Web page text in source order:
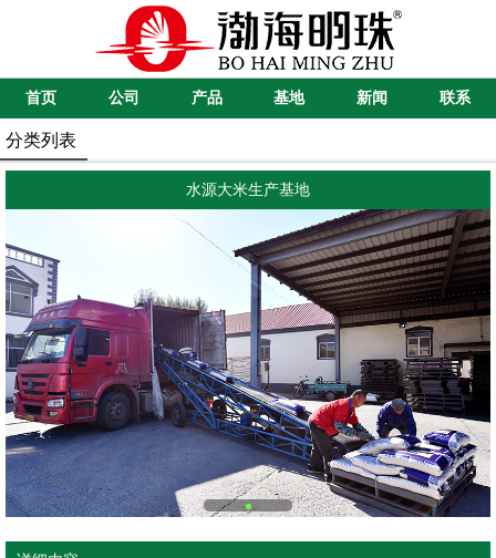
首页 公司 产品 基地 新闻 联系
分类列表
水源大米生产基地